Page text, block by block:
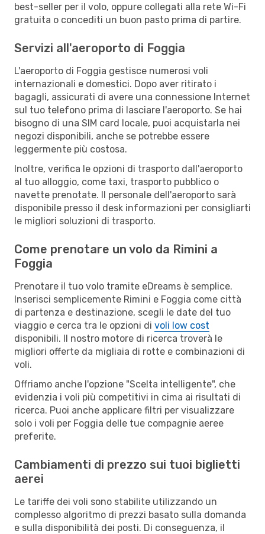
best-seller per il volo, oppure collegati alla rete Wi-Fi
gratuita o concediti un buon pasto prima di partire.
Servizi all'aeroporto di Foggia
L'aeroporto di Foggia gestisce numerosi voli
internazionali e domestici. Dopo aver ritirato i
bagagli, assicurati di avere una connessione Internet
sul tuo telefono prima di lasciare l'aeroporto. Se hai
bisogno di una SIM card locale, puoi acquistarla nei
negozi disponibili, anche se potrebbe essere
leggermente più costosa.
Inoltre, verifica le opzioni di trasporto dall'aeroporto
al tuo alloggio, come taxi, trasporto pubblico o
navette prenotate. Il personale dell'aeroporto sarà
disponibile presso il desk informazioni per consigliarti
le migliori soluzioni di trasporto.
Come prenotare un volo da Rimini a
Foggia
Prenotare il tuo volo tramite eDreams è semplice.
Inserisci semplicemente Rimini e Foggia come città
di partenza e destinazione, scegli le date del tuo
viaggio e cerca tra le opzioni di voli low cost
disponibili. Il nostro motore di ricerca troverà le
migliori offerte da migliaia di rotte e combinazioni di
voli.
Offriamo anche l'opzione "Scelta intelligente", che
evidenzia i voli più competitivi in cima ai risultati di
ricerca. Puoi anche applicare filtri per visualizzare
solo i voli per Foggia delle tue compagnie aeree
preferite.
Cambiamenti di prezzo sui tuoi biglietti
aerei
Le tariffe dei voli sono stabilite utilizzando un
complesso algoritmo di prezzi basato sulla domanda
e sulla disponibilità dei posti. Di conseguenza, il